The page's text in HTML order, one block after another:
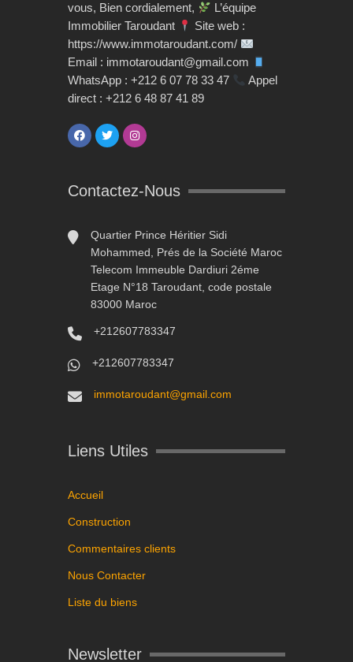
vous, Bien cordialement,
L’équipe
Immobilier Taroudant
Site web :
https://www.immotaroudant.com/
Email : immotaroudant@gmail.com
WhatsApp : +212 6 07 78 33 47
Appel
direct : +212 6 48 87 41 89
Contactez-Nous
Quartier Prince Héritier Sidi
Mohammed, Prés de la Société Maroc
Telecom Immeuble Dardiuri 2éme
Etage N°18 Taroudant, code postale
83000 Maroc
+212607783347
+212607783347
immotaroudant@gmail.com
Liens Utiles
Accueil
Construction
Commentaires clients
Nous Contacter
Liste du biens
Newsletter